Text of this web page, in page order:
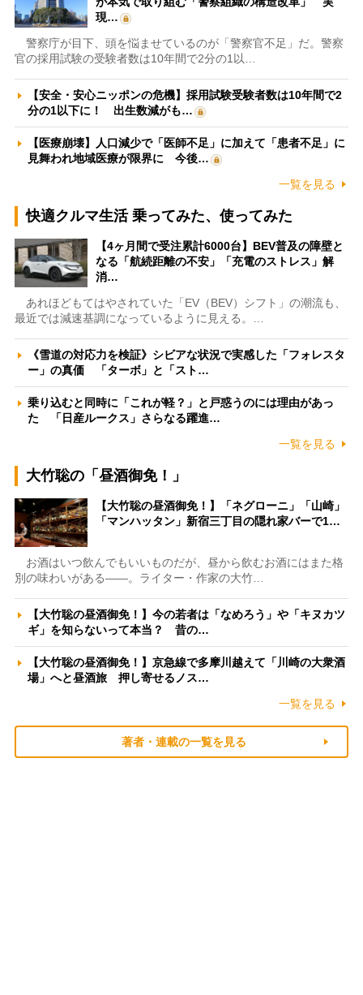
現…
警察庁が目下、頭を悩ませているのが「警察官不足」だ。警察
官の採用試験の受験者数は10年間で2分の1以…
【安全・安心ニッポンの危機】採用試験受験者数は10年間で2
分の1以下に！ 出生数減がも…
【医療崩壊】人口減少で「医師不足」に加えて「患者不足」に
見舞われ地域医療が限界に 今後…
一覧を見る
快適クルマ生活 乗ってみた、使ってみた
【4ヶ月間で受注累計6000台】BEV普及の障壁と
なる「航続距離の不安」「充電のストレス」解
消…
あれほどもてはやされていた「EV（BEV）シフト」の潮流も、
最近では減速基調になっているように見える。…
《雪道の対応力を検証》シビアな状況で実感した「フォレスタ
ー」の真価 「ターボ」と「スト…
乗り込むと同時に「これが軽？」と戸惑うのには理由があっ
た 「日産ルークス」さらなる躍進…
一覧を見る
大竹聡の「昼酒御免！」
【大竹聡の昼酒御免！】「ネグローニ」「山崎」
「マンハッタン」新宿三丁目の隠れ家バーで1…
お酒はいつ飲んでもいいものだが、昼から飲むお酒にはまた格
別の味わいがある――。ライター・作家の大竹…
【大竹聡の昼酒御免！】今の若者は「なめろう」や「キヌカツ
ギ」を知らないって本当？ 昔の…
【大竹聡の昼酒御免！】京急線で多摩川越えて「川崎の大衆酒
場」へと昼酒旅 押し寄せるノス…
一覧を見る
著者・連載の一覧を見る